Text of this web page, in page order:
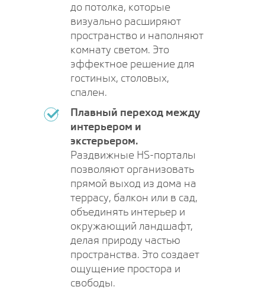
до потолка, которые
визуально расширяют
пространство и наполняют
комнату светом. Это
эффектное решение для
гостиных, столовых,
спален.
Плавный переход между
интерьером и
экстерьером.
Раздвижные HS-порталы
позволяют организовать
прямой выход из дома на
террасу, балкон или в сад,
объединять интерьер и
окружающий ландшафт,
делая природу частью
пространства. Это создает
ощущение простора и
свободы.